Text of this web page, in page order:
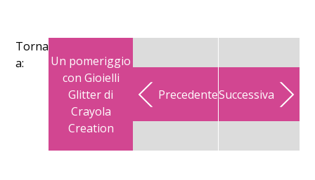
Torna
a:
Un pomeriggio
con Gioielli
Glitter di
Crayola
Creation
PrecedenteSuccessiva